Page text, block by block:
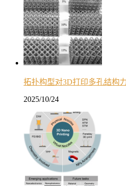
拓扑构型对3D打印多孔结构
2025/10/24